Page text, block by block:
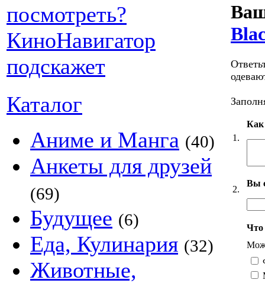
Каталог
Аниме и Манга (40)
Анкеты для друзей
(69)
Будущее (6)
Еда, Кулинария (32)
Животные,
1.
Как
2.
Вы
Что